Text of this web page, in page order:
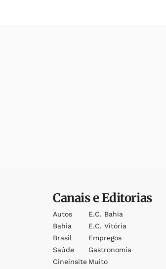
Canais e Editorias
Autos
Bahia
Brasil
Saúde
Cineinsite
E.c. Bahia
E.c. Vitória
Empregos
Gastronomia
Muito